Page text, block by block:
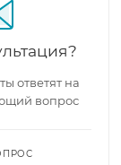
ответят на
вопрос